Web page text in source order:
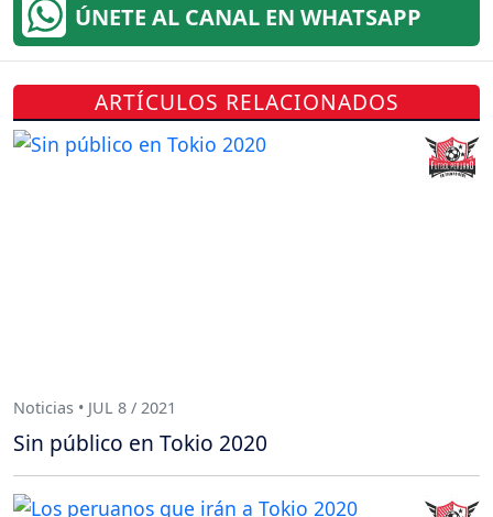
ÚNETE AL CANAL EN WHATSAPP
ARTÍCULOS RELACIONADOS
Noticias • JUL 8 / 2021
Sin público en Tokio 2020